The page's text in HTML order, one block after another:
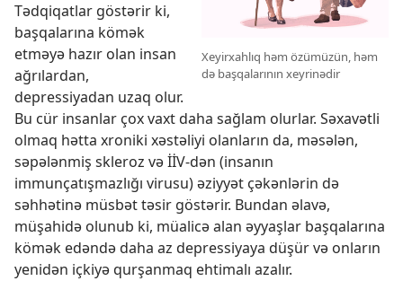
Xeyirxahlıq həm özümüzün, həm
də başqalarının xeyrinədir
Tədqiqatlar göstərir ki,
başqalarına kömək
etməyə hazır olan insan
ağrılardan,
depressiyadan uzaq olur.
Bu cür insanlar çox vaxt daha sağlam olurlar. Səxavətli
olmaq hətta xroniki xəstəliyi olanların da, məsələn,
səpələnmiş skleroz və İİV-dən (insanın
immunçatışmazlığı virusu) əziyyət çəkənlərin də
səhhətinə müsbət təsir göstərir. Bundan əlavə,
müşahidə olunub ki, müalicə alan əyyaşlar başqalarına
kömək edəndə daha az depressiyaya düşür və onların
yenidən içkiyə qurşanmaq ehtimalı azalır.